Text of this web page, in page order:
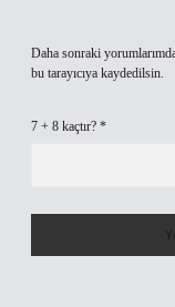
Daha sonraki
bu tarayıcıya kaydedilsin.
7 + 8 kaçtır? *